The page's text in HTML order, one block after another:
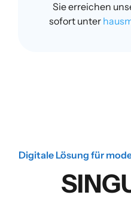
Sie erreichen
sofort unter
Digitale Lösung für